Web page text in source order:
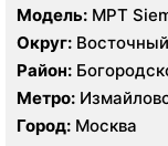
Модель: МРТ
Округ:
Район:
Измайлово,
Косино-
Новокосино,
Метро:
Рокоссовского,
Партизанская,
Город: Москва